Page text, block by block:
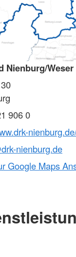
Nienburg/Weser
906 0
nienburg.de
Google Maps